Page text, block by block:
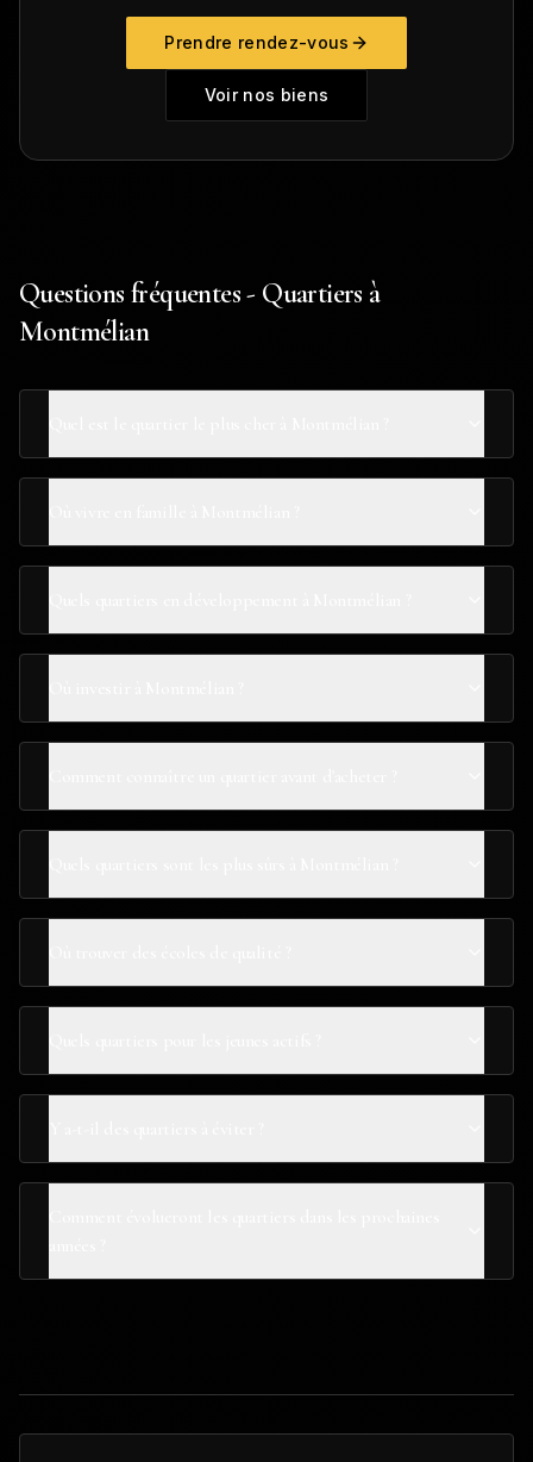
Prendre rendez-vous
Voir nos biens
Questions fréquentes - Quartiers à
Montmélian